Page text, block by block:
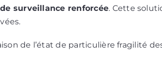
surveillance renforcée. Cette
de l’état de particulière fragilité